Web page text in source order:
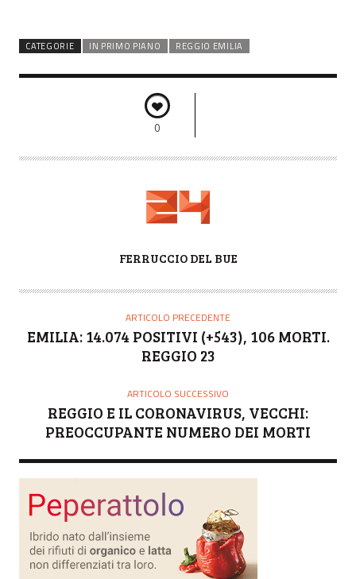
CATEGORIE IN PRIMO PIANO REGGIO EMILIA
0
T
R
FERRUCCIO DEL BUE
ARTICOLO PRECEDENTE
EMILIA: 14.074 POSITIVI (+543), 106 MORTI.
REGGIO 23
ARTICOLO SUCCESSIVO
REGGIO E IL CORONAVIRUS, VECCHI:
PREOCCUPANTE NUMERO DEI MORTI